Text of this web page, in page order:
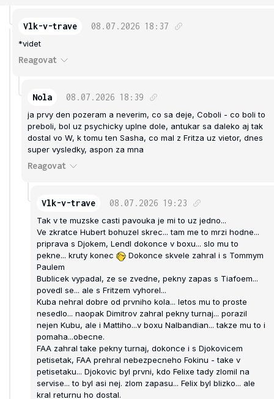
Vlk-v-trave 08.07.2026 18:37
*videt
Reagovat
Nola 08.07.2026 18:39
ja prvy den pozeram a neverim, co sa deje, Coboli - co boli to
preboli, bol uz psychicky uplne dole, antukar sa daleko aj tak
dostal vo W, k tomu ten Sasha, co mal z Fritza uz vietor, dnes
super vysledky, aspon za mna
Reagovat
Vlk-v-trave 08.07.2026 19:23
Tak v te muzske casti pavouka je mi to uz jedno...
Ve zkratce Hubert bohuzel skrec... tam me to mrzi hodne...
priprava s Djokem, Lendl dokonce v boxu... slo mu to
pekne... kruty konec
Dokonce skvele zahral i s Tommym
Paulem
Bublicek vypadal, ze se zvedne, pekny zapas s Tiafoem...
povedl se... ale s Fritzem vyhorel...
Kuba nehral dobre od prvniho kola... letos mu to proste
nesedlo... naopak Dimitrov zahral pekny turnaj... porazil
nejen Kubu, ale i Mattiho...v boxu Nalbandian... takze mu to i
pomaha...obecne.
FAA zahral take pekny turnaj, dokonce i s Djokovicem
petisetak, FAA prehral nebezpecneho Fokinu - take v
petisetaku... Djokovic byl prvni, kdo Felixe tady zlomil na
servise... to byl asi nej. zlom zapasu... Felix byl blizko... ale
kral returnu ho dostal.